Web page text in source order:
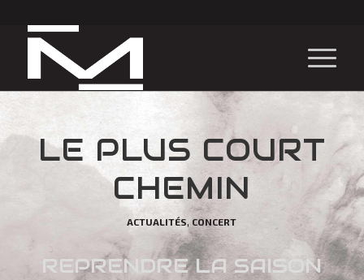
LE PLUS COURT
CHEMIN
ACTUALITÉS, CONCERT
REPRENDRE LA SAISON